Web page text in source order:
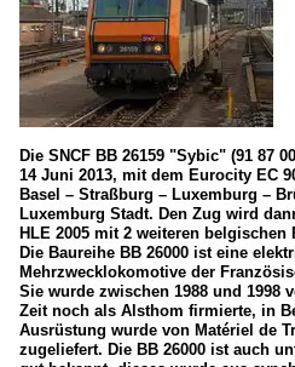
Die SNCF BB 26159 "Sybic" (91 87
14 Juni 2013, mit dem Eurocity EC
Basel – Straßburg – Luxemburg –
Luxemburg Stadt. Den Zug wird
HLE 2005 mit 2 weiteren belgischen
Die Baureihe BB 26000 ist eine
Mehrzwecklokomotive der
Sie wurde zwischen 1988 und 1998
Zeit noch als Alsthom firmierte, in
Ausrüstung wurde von Matériel de
zugeliefert. Die BB 26000 ist auch